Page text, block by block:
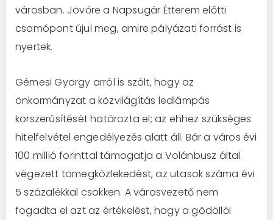
városban. Jövőre a Napsugár Étterem előtti
csomópont újul meg, amire pályázati forrást is
nyertek.
Gémesi György arról is szólt, hogy az
önkormányzat a közvilágítás ledlámpás
korszerűsítését határozta el; az ehhez szükséges
hitelfelvétel engedélyezés alatt áll. Bár a város évi
100 millió forinttal támogatja a Volánbusz által
végezett tömegközlekedést, az utasok száma évi
5 százalékkal csökken. A városvezető nem
fogadta el azt az értékelést, hogy a gödöllői